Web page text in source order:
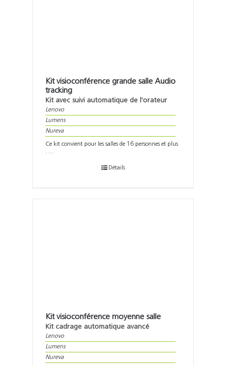
Kit visioconférence grande salle Audio
tracking
Kit avec suivi automatique de l'orateur
Lenovo
Lumens
Nureva
Ce kit convient pour les salles de 16 personnes et plus
. . .
Détails
Kit visioconférence moyenne salle
Kit cadrage automatique avancé
Lenovo
Lumens
Nureva